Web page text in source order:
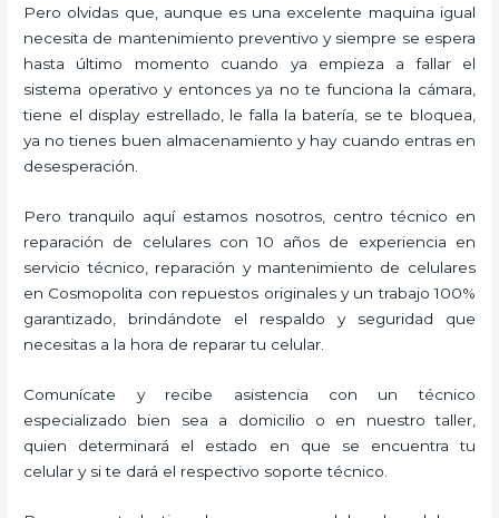
Pero olvidas que, aunque es una excelente maquina igual
necesita de mantenimiento preventivo y siempre se espera
hasta último momento cuando ya empieza a fallar el
sistema operativo y entonces ya no te funciona la cámara,
tiene el display estrellado, le falla la batería, se te bloquea,
ya no tienes buen almacenamiento y hay cuando entras en
desesperación.
Pero tranquilo aquí estamos nosotros, centro técnico en
reparación de celulares con 10 años de experiencia en
servicio técnico, reparación y mantenimiento de celulares
en Cosmopolita con repuestos originales y un trabajo 100%
garantizado, brindándote el respaldo y seguridad que
necesitas a la hora de reparar tu celular.
Comunícate y recibe asistencia con un técnico
especializado bien sea a domicilio o en nuestro taller,
quien determinará el estado en que se encuentra tu
celular y si te dará el respectivo soporte técnico.